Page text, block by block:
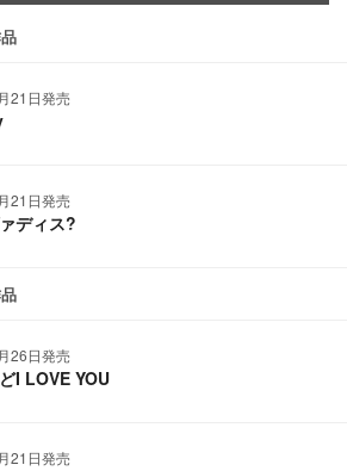
21日発売
21日発売
ディス?
26日発売
I LOVE YOU
21日発売